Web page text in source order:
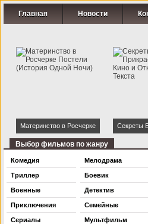
Главная Новости
Материнство в Росчерке
Постели (История Одной
Секреты
Выбор фильмов по жанру
Комедия
Триллер
Военные
Приключения
Сериалы
Мелодрама
Боевик
Детектив
Семейные
Мультфильм